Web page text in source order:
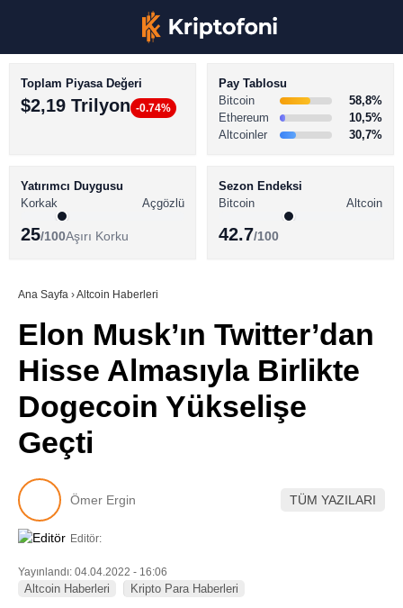
Youtube
TikTok
Pinterest
BİTCOİN HABERLERİ
ALTCOİN HABERLERİ
SÖZLÜK
Toplam Piyasa Değeri
$2,19 Trilyon -0.74%
Pay Tablosu
Bitcoin
58,8%
Ethereum
10,5%
Altcoinler
30,7%
Yatırımcı Duygusu
Korkak
Açgözlü
25/100Aşırı Korku
Sezon Endeksi
Bitcoin
Altcoin
42.7/100
Ana Sayfa ›Altcoin Haberleri
Elon Musk’ın Twitter’dan
Hisse Almasıyla Birlikte
Dogecoin Yükselişe
Geçti
Ömer Ergin TÜM YAZILARI
Editör:
Yayınlandı: 04.04.2022 - 16:06
Altcoin Haberleri Kripto Para Haberleri